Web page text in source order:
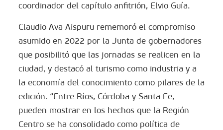
coordinador del capítulo anfitrión, Elvio Guía.
Claudio Ava Aispuru rememoró el compromiso
asumido en 2022 por la Junta de gobernadores
que posibilitó que las jornadas se realicen en la
ciudad, y destacó al turismo como industria y a
la economía del conocimiento como pilares de la
edición. “Entre Ríos, Córdoba y Santa Fe,
pueden mostrar en los hechos que la Región
Centro se ha consolidado como política de